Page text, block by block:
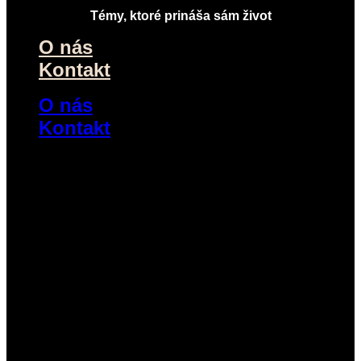
Témy, ktoré prináša sám život
O nás
Kontakt
O nás
Kontakt